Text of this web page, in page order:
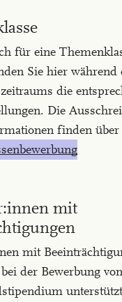
für eine
Sie hier während
die
Die
finden über
mit
mit
der Bewerbung